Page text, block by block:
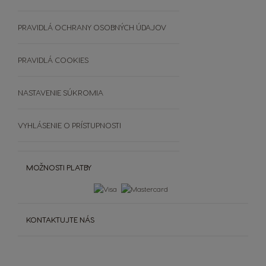
ČASTO KLADENÉ OTÁZKY
MOŽNOSTI PLATBY
KONTAKTUJTE NÁS
PRAVIDLÁ OCHRANY OSOBNÝCH ÚDAJOV
PRAVIDLÁ COOKIES
NASTAVENIE SÚKROMIA
VYHLÁSENIE O PRÍSTUPNOSTI